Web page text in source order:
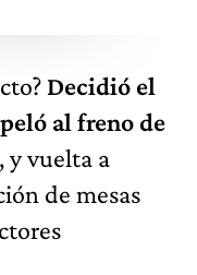
Decidió el
al freno de
y vuelta a
de mesas